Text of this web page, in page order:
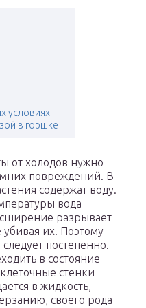
условиях
в горшке
от холодов нужно
повреждений. В
содержат воду.
вода
разрывает
их. Поэтому
постепенно.
в состояние
стенки
в жидкость,
своего рода